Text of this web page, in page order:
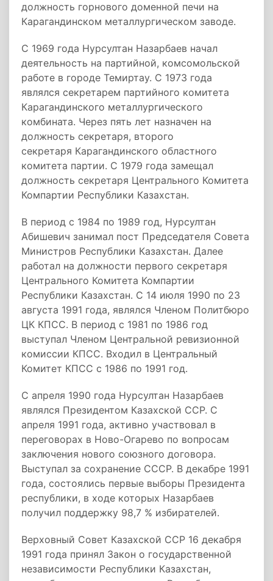
должность горнового доменной печи на
Карагандинском металлургическом заводе.
С 1969 года Нурсултан Назарбаев начал
деятельность на партийной, комсомольской
работе в городе Темиртау. С 1973 года
являлся секретарем партийного комитета
Карагандинского металлургического
комбината. Через пять лет назначен на
должность секретаря, второго
секретаря Карагандинского областного
комитета партии. С 1979 года замещал
должность секретаря Центрального Комитета
Компартии Республики Казахстан.
В период с 1984 по 1989 год, Нурсултан
Абишевич занимал пост Председателя Совета
Министров Республики Казахстан. Далее
работал на должности первого секретаря
Центрального Комитета Компартии
Республики Казахстан. С 14 июля 1990 по 23
августа 1991 года, являлся Членом Политбюро
ЦК КПСС. В период с 1981 по 1986 год
выступал Членом Центральной ревизионной
комиссии КПСС. Входил в Центральный
Комитет КПСС с 1986 по 1991 год.
С апреля 1990 года Нурсултан Назарбаев
являлся Президентом Казахской ССР. С
апреля 1991 года, активно участвовал в
переговорах в Ново-Огарево по вопросам
заключения нового союзного договора.
Выступал за сохранение СССР. В декабре 1991
года, состоялись первые выборы Президента
республики, в ходе которых Назарбаев
получил поддержку 98,7 % избирателей.
Верховный Совет Казахской ССР 16 декабря
1991 года принял Закон о государственной
независимости Республики Казахстан,